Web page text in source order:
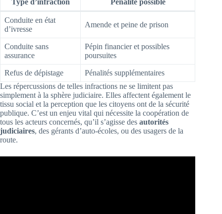
Type d’infraction Pénalité possible
Conduite en état
d’ivresse
Amende et peine de prison
Conduite sans
assurance
Pépin financier et possibles
poursuites
Refus de dépistage
Pénalités supplémentaires
Les répercussions de telles infractions ne se limitent pas
simplement à la sphère judiciaire. Elles affectent également le
tissu social et la perception que les citoyens ont de la sécurité
publique. C’est un enjeu vital qui nécessite la coopération de
tous les acteurs concernés, qu’il s’agisse des autorités
judiciaires, des gérants d’auto-écoles, ou des usagers de la
route.